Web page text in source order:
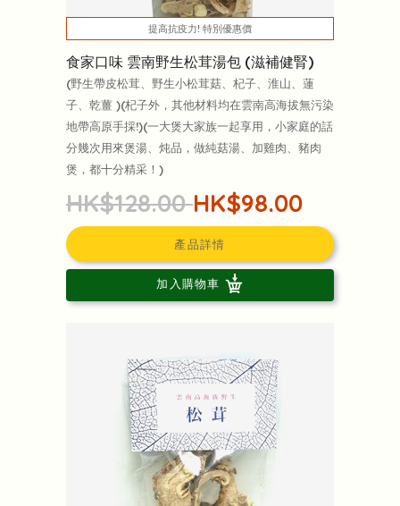
提高抗疫力! 特別優惠價
食家口味 雲南野生松茸湯包 (滋補健腎)
(野生帶皮松茸、野生小松茸菇、杞子、淮山、蓮
子、乾薑 )(杞子外，其他材料均在雲南高海拔無污染
地帶高原手採!)(一大煲大家族一起享用，小家庭的話
分幾次用來煲湯、炖品，做純菇湯、加雞肉、豬肉
煲，都十分精采！)
HK$128.00HK$98.00
產品詳情
加入購物車